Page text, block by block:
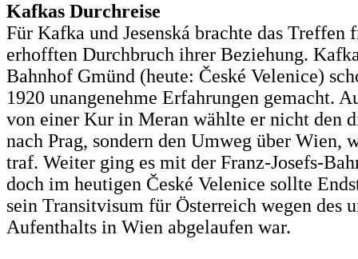
Kafkas Durchreise
Für Kafka und Jesenská brachte das
erhofften Durchbruch ihrer Beziehung.
Bahnhof Gmünd (heute: České Velenice)
1920 unangenehme Erfahrungen gemacht.
von einer Kur in Meran wählte er nicht den
nach Prag, sondern den Umweg über Wien,
traf. Weiter ging es mit der Franz-Josefs-
doch im heutigen České Velenice sollte
sein Transitvisum für Österreich wegen des
Aufenthalts in Wien abgelaufen war.